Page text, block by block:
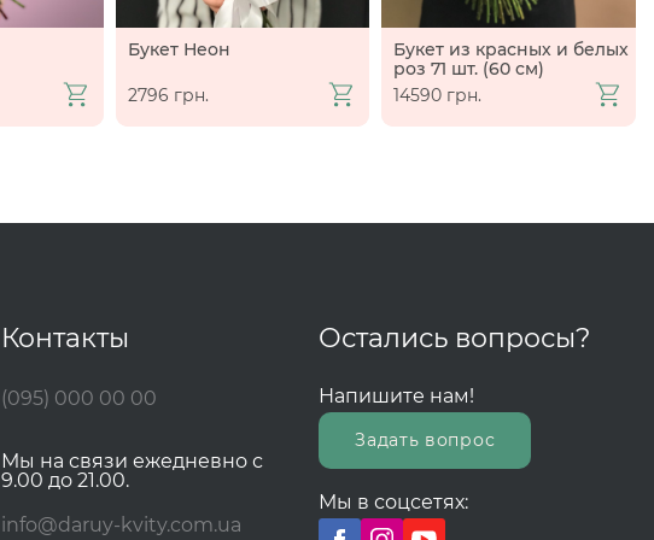
Букет Неон
2796 грн.
Букет из красных и белых
роз 71 шт. (60 см)
14590 грн.
Контакты
(095) 000 00 00
Мы на связи ежедневно с
9.00 до 21.00.
info@daruy-kvity.com.ua
Остались вопросы?
Напишите нам!
Задать вопрос
Мы в соцсетях: